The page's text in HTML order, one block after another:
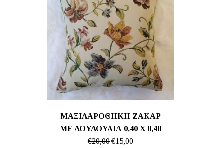
ΜΑΞΙΛΑΡΟΘΗΚΗ ΖΑΚΑΡ
ΜΕ ΛΟΥΛΟΥΔΙΑ 0,40 Χ 0,40
€20,00 Original
€15,00Η